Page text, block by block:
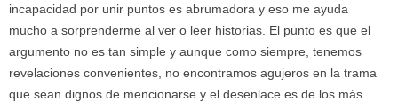
incapacidad por unir puntos es abrumadora y eso me ayuda
mucho a sorprenderme al ver o leer historias. El punto es que el
argumento no es tan simple y aunque como siempre, tenemos
revelaciones convenientes, no encontramos agujeros en la trama
que sean dignos de mencionarse y el desenlace es de los más